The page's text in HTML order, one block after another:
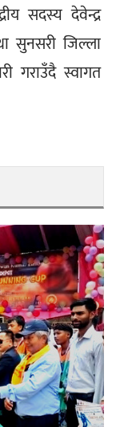
सदस्य देवेन्द्र
सुनसरी जिल्ला
गराउँदै स्वागत